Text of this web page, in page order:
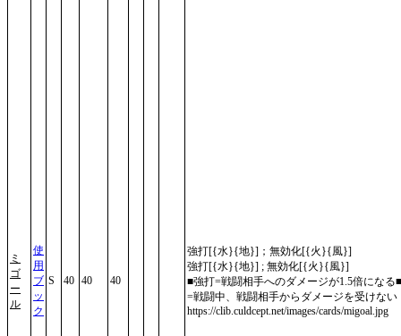
ミ
ゴ
ー
ル
使
用
ブ
ッ
ク
S 40 40 40
強打[{水}{地}]；無効化[{火}{風}]
強打[{水}{地}] ; 無効化[{火}{風}]
■強打=戦闘相手へのダメージが1.5倍になる
=戦闘中、戦闘相手からダメージを受けない
https://clib.culdcept.net/images/cards/migoal.jpg